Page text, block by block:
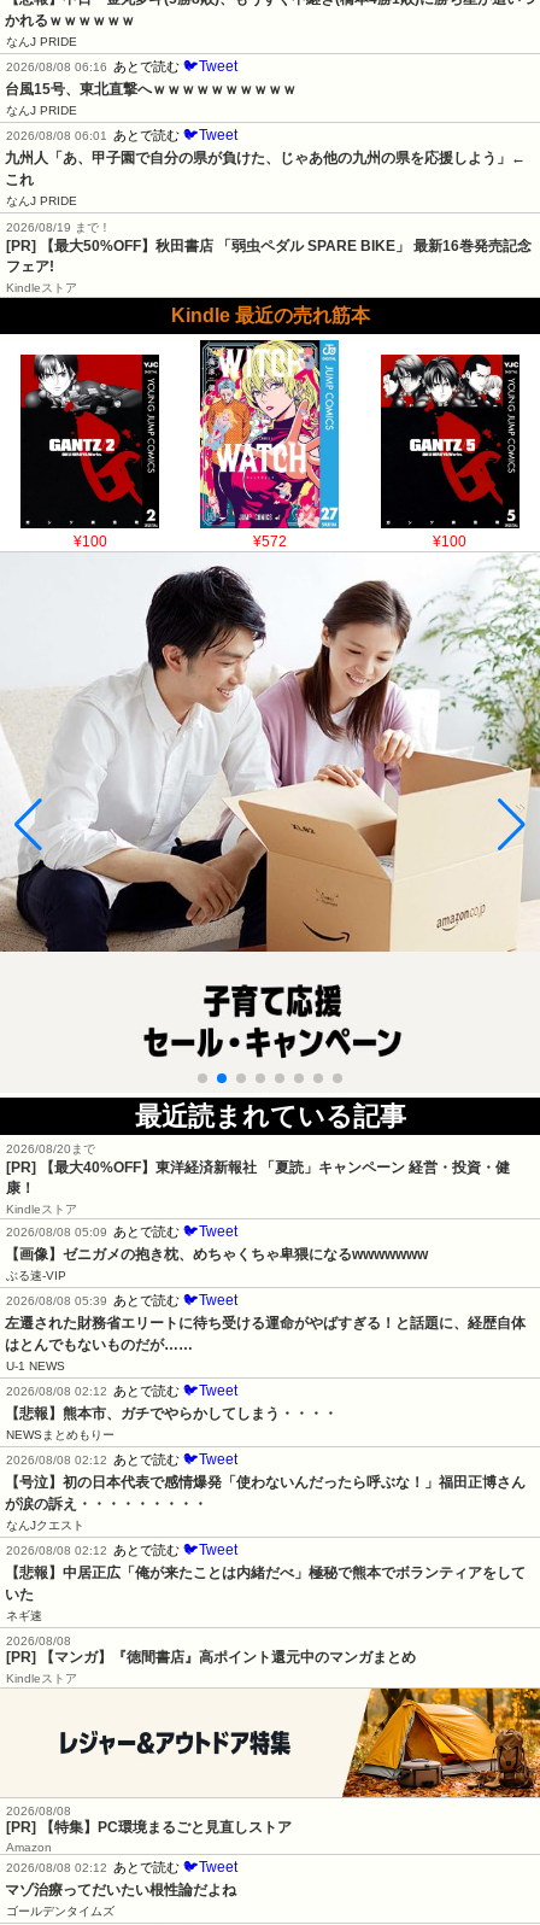
かれるｗｗｗｗｗｗ
なんJ PRIDE
2026/08/08 06:16
あとで読む 🐦Tweet
台風15号、東北直撃へｗｗｗｗｗｗｗｗｗｗ
なんJ PRIDE
2026/08/08 06:01
あとで読む 🐦Tweet
九州人「あ、甲子園で自分の県が負けた、じゃあ他の九州の県を応援しよう」←
これ
なんJ PRIDE
2026/08/19 まで！
[PR] 【最大50%OFF】秋田書店 「弱虫ペダル SPARE BIKE」 最新16巻発売記念
フェア!
Kindleストア
Kindle 最近の売れ筋本
¥100 ¥572 ¥100
最近読まれている記事
2026/08/20まで
[PR]
【最大40%OFF】東洋経済新報社 「夏読」キャンペーン 経営・投資・健
康！
Kindleストア
2026/08/08 05:09
あとで読む 🐦Tweet
【画像】ゼニガメの抱き枕、めちゃくちゃ卑猥になるwwwwwww
ぶる速-VIP
2026/08/08 05:39
あとで読む 🐦Tweet
左遷された財務省エリートに待ち受ける運命がやばすぎる！と話題に、経歴自体
はとんでもないものだが……
U-1 NEWS
2026/08/08 02:12
あとで読む 🐦Tweet
【悲報】熊本市、ガチでやらかしてしまう・・・・
NEWSまとめもりー
2026/08/08 02:12
あとで読む 🐦Tweet
【号泣】初の日本代表で感情爆発「使わないんだったら呼ぶな！」福田正博さん
が涙の訴え・・・・・・・・・
なんJクエスト
2026/08/08 02:12
あとで読む 🐦Tweet
【悲報】中居正広「俺が来たことは内緒だべ」極秘で熊本でボランティアをして
いた
ネギ速
2026/08/08
[PR] 【マンガ】『徳間書店』高ポイント還元中のマンガまとめ
Kindleストア
2026/08/08
[PR] 【特集】PC環境まるごと見直しストア
Amazon
2026/08/08 02:12
あとで読む 🐦Tweet
マゾ治療ってだいたい根性論だよね
ゴールデンタイムズ